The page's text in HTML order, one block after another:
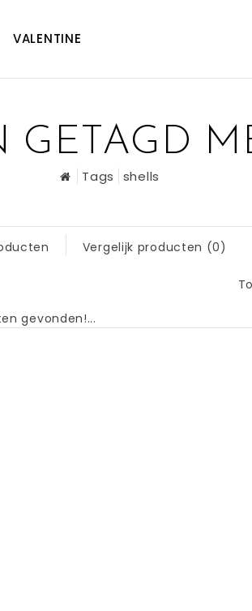
VALENTINE
GETAGD
Tags shells
Vergelijk producten (0)
gevonden!...